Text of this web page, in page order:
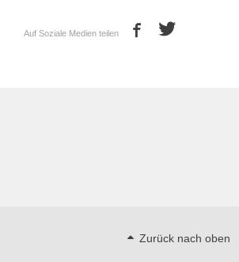
Auf Soziale Medien teilen
Zurück nach oben